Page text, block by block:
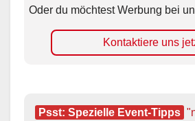
Oder du möchtest Werbung bei
Kontaktiere uns
Psst: Spezielle Event-Tipps